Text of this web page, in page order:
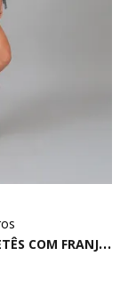
S
HORT HOT PANT DE PAETÊS COM FRANJAS